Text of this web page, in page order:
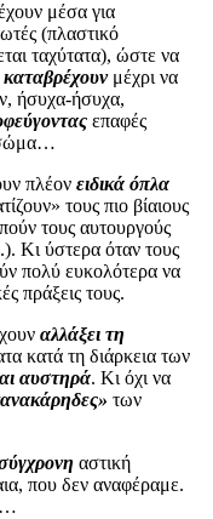
μέσα για
(πλαστικό
ταχύτατα), ώστε να
καταβρέχουνμέχρι να
ήσυχα-ήσυχα,
επαφές
σώμα…
πλέον ειδικά όπλα
τους πιο βίαιους
τους αυτουργούς
Κι ύστερα όταν τους
πολύ ευκολότερα να
πράξεις τους.
αλλάξει τη
κατά τη διάρκεια των
αυστηρά. Κι όχι να
των
αστική
που δεν αναφέραμε.